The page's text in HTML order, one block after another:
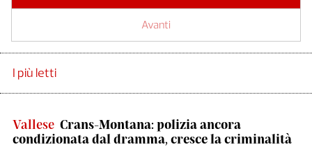
Avanti
I più letti
Vallese Crans-Montana: polizia ancora
condizionata dal dramma, cresce la criminalità